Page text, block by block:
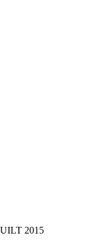
2015